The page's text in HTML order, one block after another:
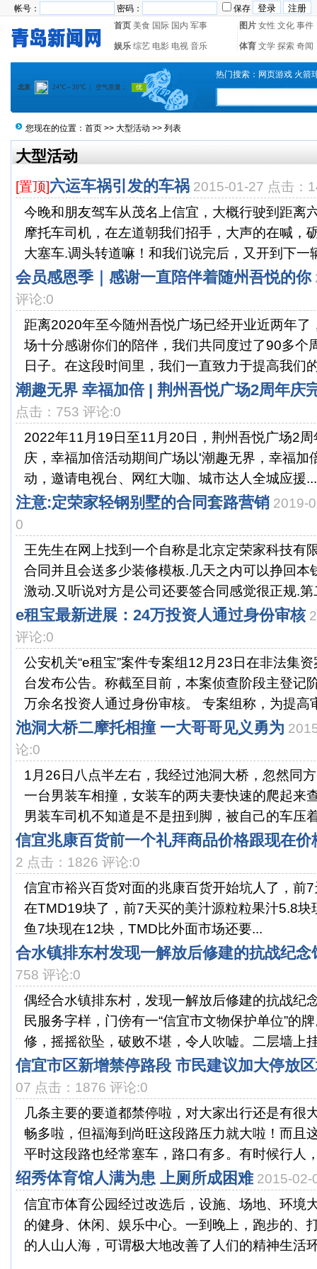
帐号： 密码：
保存
首页 美食 国际 国内 军事 图片 女性 文化 事件
娱乐 综艺 电影 电视 音乐 体育 文学 探索 奇闻
热门搜索： 网页游戏 火箭
您现在的位置： 首页 >> 大型活动 >> 列表
大型活动
[置顶]六运车祸引发的车祸 2015-01-27 点击：
今晚和朋友驾车从茂名上信宜，大概行驶到距离
摩托车司机，在左道朝我们招手，大声的在喊，
大塞车.调头转道嘛！和我们说完后，又开到下一
会员感恩季｜感谢一直陪伴着随州吾悦的你
评论:0
距离2020年至今随州吾悦广场已经开业近两年了
场十分感谢你们的陪伴，我们共同度过了90多个
日子。在这段时间里，我们一直致力于提高我们
潮趣无界 幸福加倍 | 荆州吾悦广场2周年庆
点击：753 评论:0
2022年11月19日至11月20日，荆州吾悦广场2
庆，幸福加倍活动期间广场以'潮趣无界，幸福加
动，邀请电视台、网红大咖、城市达人全城应援...
注意:定荣家轻钢别墅的合同套路营销 2019-
0
王先生在网上找到一个自称是北京定荣家科技有
合同并且会送多少装修模板.几天之内可以挣回本
激动.又听说对方是公司还要签合同感觉很正规.第
e租宝最新进展：24万投资人通过身份审核
评论:0
公安机关“e租宝”案件专案组12月23日在非法集
台发布公告。称截至目前，本案侦查阶段主登记
万余名投资人通过身份审核。 专案组称，为提高
池洞大桥二摩托相撞 一大哥哥见义勇为
论:0
1月26日八点半左右，我经过池洞大桥，忽然同
一台男装车相撞，女装车的两夫妻快速的爬起来
男装车司机不知道是不是扭到脚，被自己的车压
信宜兆康百货前一个礼拜商品价格跟现在价
2 点击：1826 评论:0
信宜市裕兴百货对面的兆康百货开始坑人了，前
在TMD19块了，前7天买的美汁源粒粒果汁5.8块
鱼7块现在12块，TMD比外面市场还要...
合水镇排东村发现一解放后修建的抗战纪念
758 评论:0
偶经合水镇排东村，发现一解放后修建的抗战纪
民服务字样，门傍有一“信宜市文物保护单位”的
修，摇摇欲坠，破败不堪，令人吹嘘。二层墙上
信宜市区新增禁停路段 市民建议加大停放
07 点击：1876 评论:0
几条主要的要道都禁停啦，对大家出行还是有很
畅多啦，但福海到尚旺这段路压力就大啦！而且
平时这段路也经常塞车，路口有多。有时候行人
绍秀体育馆人满为患 上厕所成困难 2015-02-
信宜市体育公园经过改选后，设施、场地、环境
的健身、休闲、娱乐中心。一到晚上，跑步的、
的人山人海，可谓极大地改善了人们的精神生活